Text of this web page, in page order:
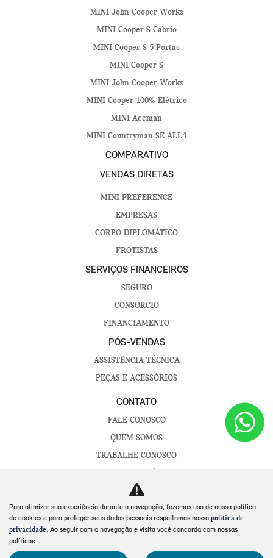
MINI John Cooper Works
MINI Cooper S Cabrio
MINI Cooper S 5 Portas
MINI Cooper S
MINI John Cooper Works
MINI Cooper 100% Elétrico
MINI Aceman
MINI Countryman SE ALL4
COMPARATIVO
VENDAS DIRETAS
MINI PREFERENCE
EMPRESAS
CORPO DIPLOMÁTICO
FROTISTAS
SERVIÇOS FINANCEIROS
SEGURO
CONSÓRCIO
FINANCIAMENTO
PÓS-VENDAS
ASSISTÊNCIA TÉCNICA
PEÇAS E ACESSÓRIOS
CONTATO
FALE CONOSCO
QUEM SOMOS
TRABALHE CONOSCO
POLÍTICA DE PRIVACIDADE
No trânsito, enxergar o outro salva vidas.
Para otimizar sua experiência durante a navegação, fazemos uso de nossa política
de cookies e para proteger seus dados pessoais respeitamos nossa política de
privacidade. Ao seguir com a navegação e visita você concorda com nossas
políticas.